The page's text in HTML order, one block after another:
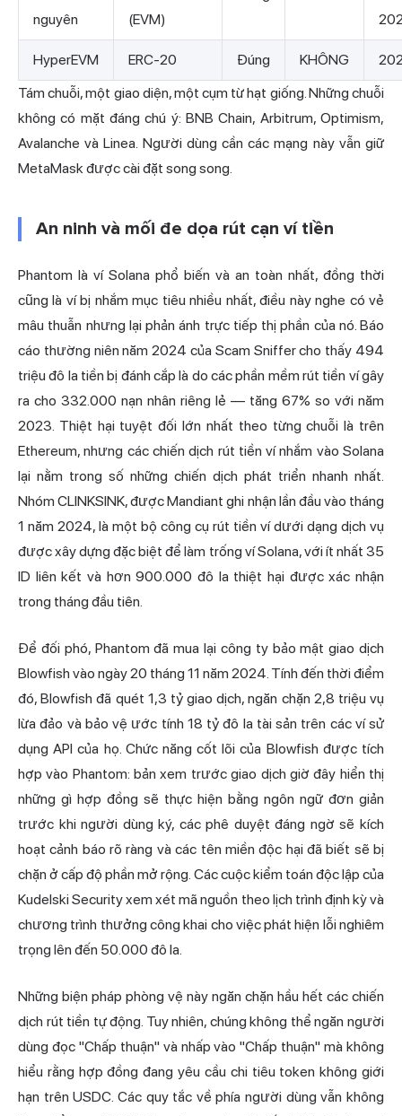
nguyên
(EVM)
HyperEVM ERC-20 Đúng KHÔNG
Tám chuỗi, một giao diện, một cụm từ hạt giống. Những chuỗi
không có mặt đáng chú ý: BNB Chain, Arbitrum, Optimism,
Avalanche và Linea. Người dùng cần các mạng này vẫn giữ
MetaMask được cài đặt song song.
An ninh và mối đe dọa rút cạn ví tiền
Phantom là ví Solana phổ biến và an toàn nhất, đồng thời
cũng là ví bị nhắm mục tiêu nhiều nhất, điều này nghe có vẻ
mâu thuẫn nhưng lại phản ánh trực tiếp thị phần của nó. Báo
cáo thường niên năm 2024 của Scam Sniffer cho thấy 494
triệu đô la tiền bị đánh cắp là do các phần mềm rút tiền ví gây
ra cho 332.000 nạn nhân riêng lẻ — tăng 67% so với năm
2023. Thiệt hại tuyệt đối lớn nhất theo từng chuỗi là trên
Ethereum, nhưng các chiến dịch rút tiền ví nhắm vào Solana
lại nằm trong số những chiến dịch phát triển nhanh nhất.
Nhóm CLINKSINK, được Mandiant ghi nhận lần đầu vào tháng
1 năm 2024, là một bộ công cụ rút tiền ví dưới dạng dịch vụ
được xây dựng đặc biệt để làm trống ví Solana, với ít nhất 35
ID liên kết và hơn 900.000 đô la thiệt hại được xác nhận
trong tháng đầu tiên.
Để đối phó, Phantom đã mua lại công ty bảo mật giao dịch
Blowfish vào ngày 20 tháng 11 năm 2024. Tính đến thời điểm
đó, Blowfish đã quét 1,3 tỷ giao dịch, ngăn chặn 2,8 triệu vụ
lừa đảo và bảo vệ ước tính 18 tỷ đô la tài sản trên các ví sử
dụng API của họ. Chức năng cốt lõi của Blowfish được tích
hợp vào Phantom: bản xem trước giao dịch giờ đây hiển thị
những gì hợp đồng sẽ thực hiện bằng ngôn ngữ đơn giản
trước khi người dùng ký, các phê duyệt đáng ngờ sẽ kích
hoạt cảnh báo rõ ràng và các tên miền độc hại đã biết sẽ bị
chặn ở cấp độ phần mở rộng. Các cuộc kiểm toán độc lập của
Kudelski Security xem xét mã nguồn theo lịch trình định kỳ và
chương trình thưởng công khai cho việc phát hiện lỗi nghiêm
trọng lên đến 50.000 đô la.
Những biện pháp phòng vệ này ngăn chặn hầu hết các chiến
dịch rút tiền tự động. Tuy nhiên, chúng không thể ngăn người
dùng đọc "Chấp thuận" và nhấp vào "Chấp thuận" mà không
hiểu rằng hợp đồng đang yêu cầu chi tiêu token không giới
hạn trên USDC. Các quy tắc về phía người dùng vẫn không